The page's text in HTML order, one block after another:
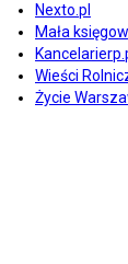
Nexto.pl
Mała
Wieści
Życie